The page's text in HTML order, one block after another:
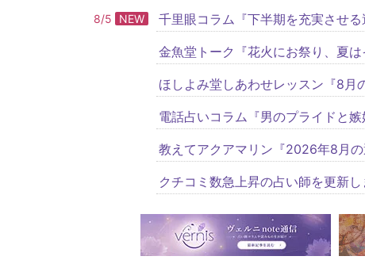
千里眼コラム『下半期を充実させ
8/5 NEW
金魚堂トーク『花火にお祭り、夏
ほしよみ堂しあわせレッスン『8月
電話占いコラム『男のプライドと
教えてアクアマリン『2026年8月の
クチコミ数急上昇の占い師を更新し